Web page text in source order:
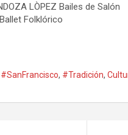
LÒPEZ Bailes de Salón
Folklórico
#SanFrancisco, #Tradición,